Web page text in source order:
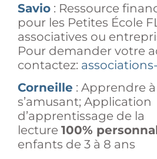
Savio : Ressource
pour les Petites École
associatives ou
Pour demander votre
contactez:
Corneille : Apprendre
s’amusant; Application
d’apprentissage de la
lecture 100%
enfants de 3 à 8 ans